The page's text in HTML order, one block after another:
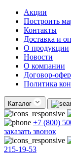
Акции
Построить
Контакты
Доставка и
О продукции
Новости
О компании
Договор-
Политика
Каталог
+7 (800)
заказать звонок
215-19-53